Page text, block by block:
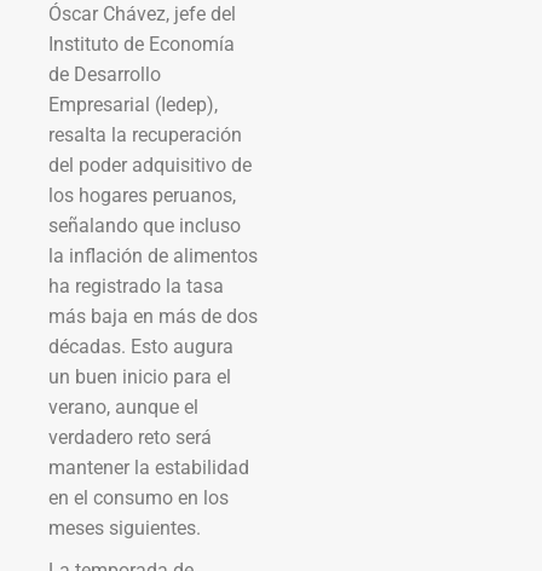
Óscar Chávez, jefe del
Instituto de Economía
de Desarrollo
Empresarial (Iedep),
resalta la recuperación
del poder adquisitivo de
los hogares peruanos,
señalando que incluso
la inflación de alimentos
ha registrado la tasa
más baja en más de dos
décadas. Esto augura
un buen inicio para el
verano, aunque el
verdadero reto será
mantener la estabilidad
en el consumo en los
meses siguientes.